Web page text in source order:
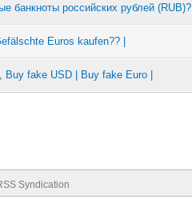
банкноты российских рублей (RUB)?
Euros kaufen?? |
fake USD | Buy fake Euro |
Syndication